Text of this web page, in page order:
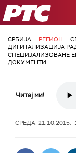
РТС
СРБИЈА РЕГИОН
ДИГИТАЛИЗАЦИЈА
СПЕЦИЈАЛИЗОВАНЕ
ДОКУМЕНТИ
Читај ми!
СРЕДА, 21.10.2015,